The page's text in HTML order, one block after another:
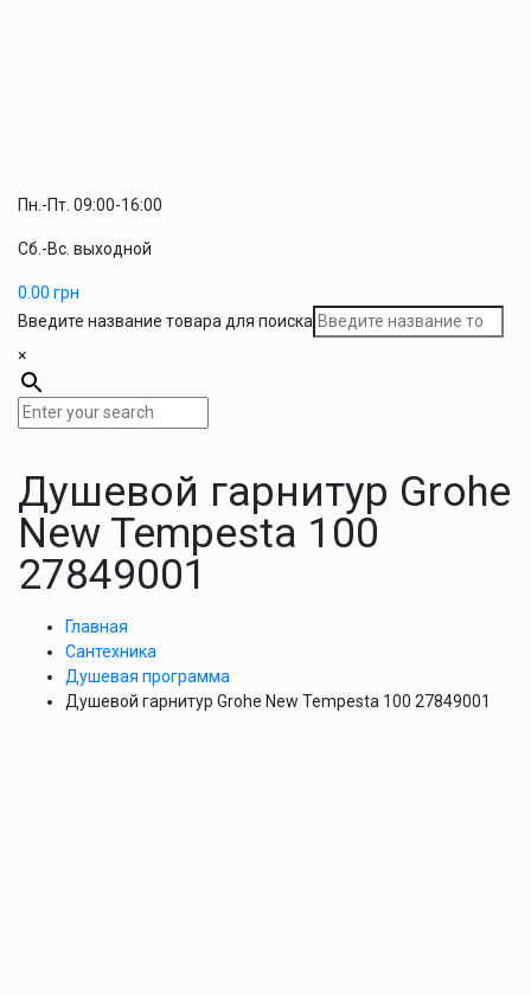
Пн.-Пт. 09:00-16:00
Сб.-Вс. выходной
0.00 грн
Введите название товара для поиска
×
Душевой гарнитур Grohe
New Tempesta 100
27849001
Главная
Сантехника
Душевая программа
Душевой гарнитур Grohe New Tempesta 100 27849001